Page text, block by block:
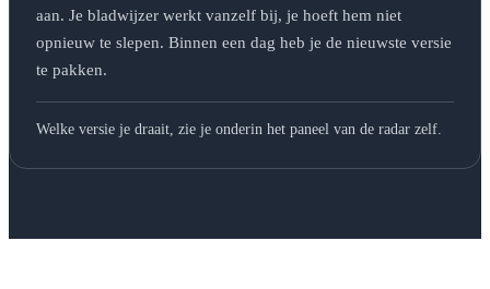
aan. Je bladwijzer werkt vanzelf bij, je hoeft hem niet
opnieuw te slepen. Binnen een dag heb je de nieuwste versie
te pakken.
Welke versie je draait, zie je onderin het paneel van de radar zelf.